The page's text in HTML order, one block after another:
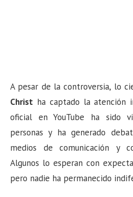
A pesar de la controversia, lo
Christ ha captado la atención
oficial en YouTube ha sido
personas y ha generado
medios de comunicación y
Algunos lo esperan con
pero nadie ha permanecido